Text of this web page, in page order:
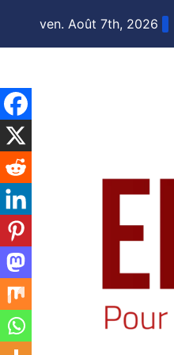
ven. Août 7th, 2026